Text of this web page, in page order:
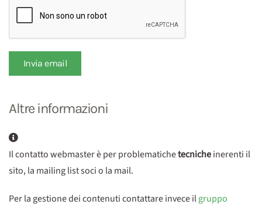
Invia email
Altre informazioni
Altre informazioni
Il contatto webmaster è per problematichetecnicheinerenti il
sito, la mailing list soci o la mail.
Per la gestione dei contenuti contattare invece ilgruppo